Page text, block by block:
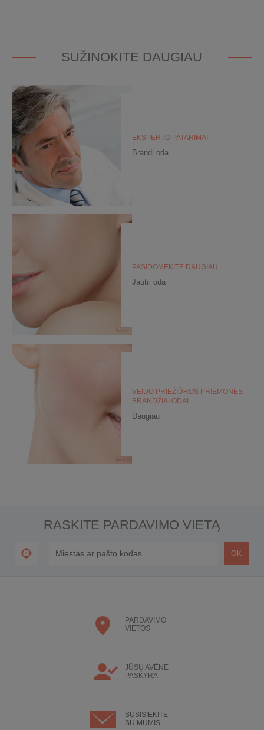
SUŽINOKITE DAUGIAU
EKSPERTO PATARIMAI
Brandi oda
PASIDOMĖKITE DAUGIAU
Jautri oda
VEIDO PRIEŽIŪROS PRIEMONĖS
BRANDŽIAI ODAI
Daugiau
RASKITE PARDAVIMO VIETĄ
PARDAVIMO
VIETOS
JŪSŲ AVÈNE
PASKYRA
SUSISIEKITE
SU MUMIS